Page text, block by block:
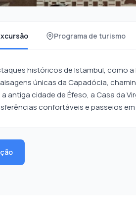
Programa de turismo
históricos de Istambul, como a
únicas da Capadócia,
antiga cidade de Éfeso, a Casa da
confortáveis e passeios